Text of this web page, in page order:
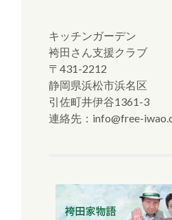
キッチンガーデン
袴田さん支援クラブ
〒431-2212
静岡県浜松市浜名区
引佐町井伊谷1361-3
連絡先：info@free-